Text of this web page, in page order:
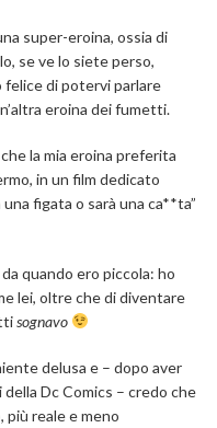
super-eroina, ossia di
se ve lo siete perso,
felice di potervi parlare
eroina dei fumetti.
la mia eroina preferita
in un film dedicato
figata o sarà una ca**ta”
da quando ero piccola: ho
lei, oltre che di diventare
sognavo
delusa e – dopo aver
Dc Comics – credo che
reale e meno